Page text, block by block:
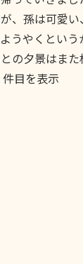
、孫は可愛い
うやくという
の夕景はまた
目を表示